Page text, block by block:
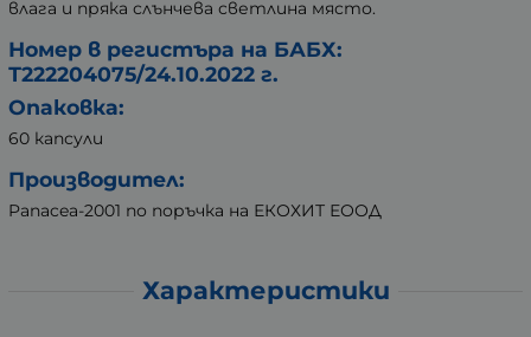
влага и пряка слънчева светлина място.
Номер в регистъра на БАБХ:
Т222204075/24.10.2022 г.
Опаковка:
60 капсули
Производител:
Panacea-2001 по поръчка на ЕКОХИТ ЕООД
Характеристики